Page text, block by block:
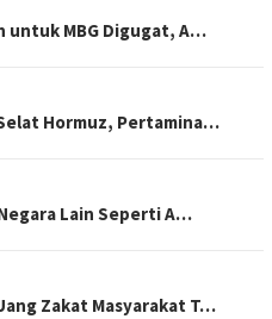
untuk MBG Digugat, A…
Hormuz, Pertamina…
Lain Seperti A…
Zakat Masyarakat T…